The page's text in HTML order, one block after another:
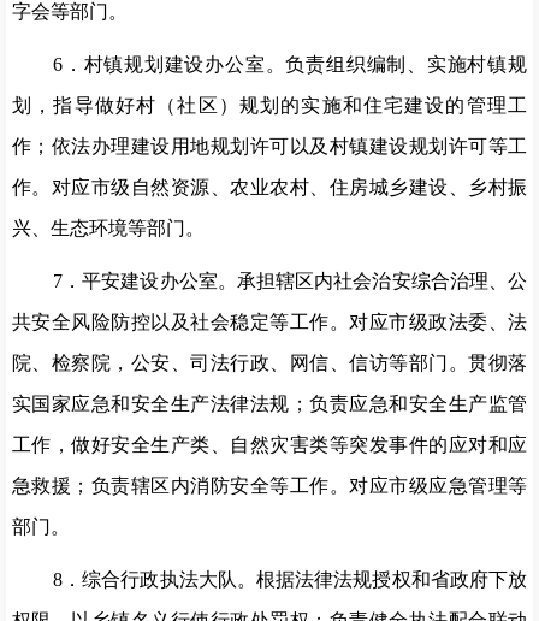
字会等部门。
6 ． 村镇规划建设办公室。负责组织编制、实施村镇规
划，指导做好村（社区）规划的实施和住宅建设的管理工
作；依法办理建设用地规划许可以及村镇建设规划许可等工
作。对应市级自然资源、农业农村、住房城乡建设、乡村振
兴、生态环境等部门。
7 ．平安建设办公室。承担辖区内社会治安综合治理、公
共安全风险防控以及社会稳定等工作。对应市级政法委、法
院、检察院，公安、司法行政、网信、信访等部门。贯彻落
实国家应急和安全生产法律法规；负责应急和安全生产监管
工作，做好安全生产类、自然灾害类等突发事件的应对和应
急救援；负责辖区内消防安全等工作。对应市级应急管理等
部门。
8 ．综合行政执法大队。根据法律法规授权和省政府下放